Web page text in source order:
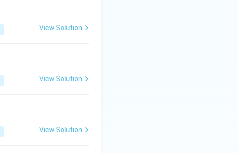
View Solution
View Solution
View Solution